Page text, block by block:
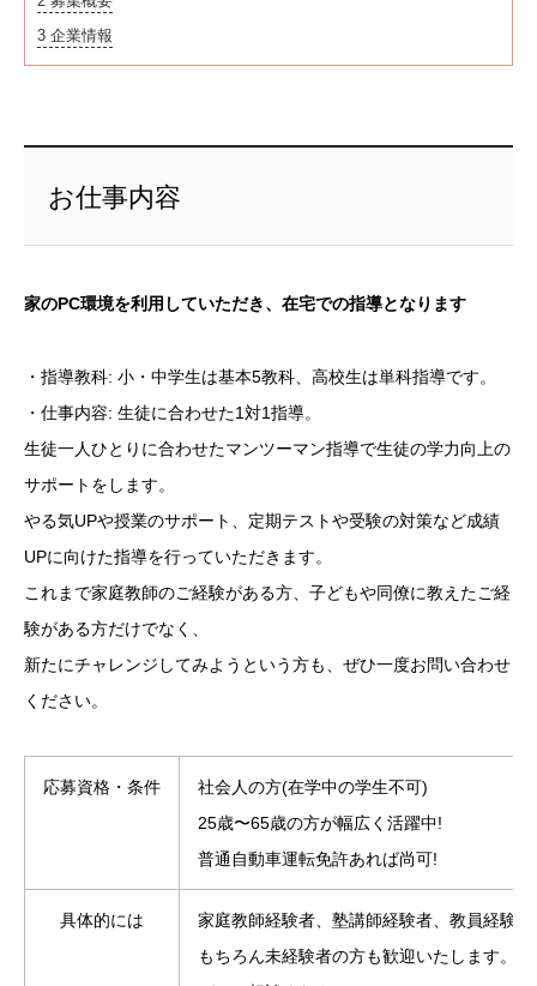
3 企業情報
お仕事内容
家のPC環境を利用していただき、在宅での指導となります
・指導教科: 小・中学生は基本5教科、高校生は単科指導です。
・仕事内容: 生徒に合わせた1対1指導。
生徒一人ひとりに合わせたマンツーマン指導で生徒の学力向上の
サポートをします。
やる気UPや授業のサポート、定期テストや受験の対策など成績
UPに向けた指導を行っていただきます。
これまで家庭教師のご経験がある方、子どもや同僚に教えたご経
験がある方だけでなく、
新たにチャレンジしてみようという方も、ぜひ一度お問い合わせ
ください。
応募資格・条件
社会人の方(在学中の学生不可)
25歳〜65歳の方が幅広く活躍中!
普通自動車運転免許あれば尚可!
具体的には
家庭教師経験者、塾講師経験者、教員経験
もちろん未経験者の方も歓迎いたします。